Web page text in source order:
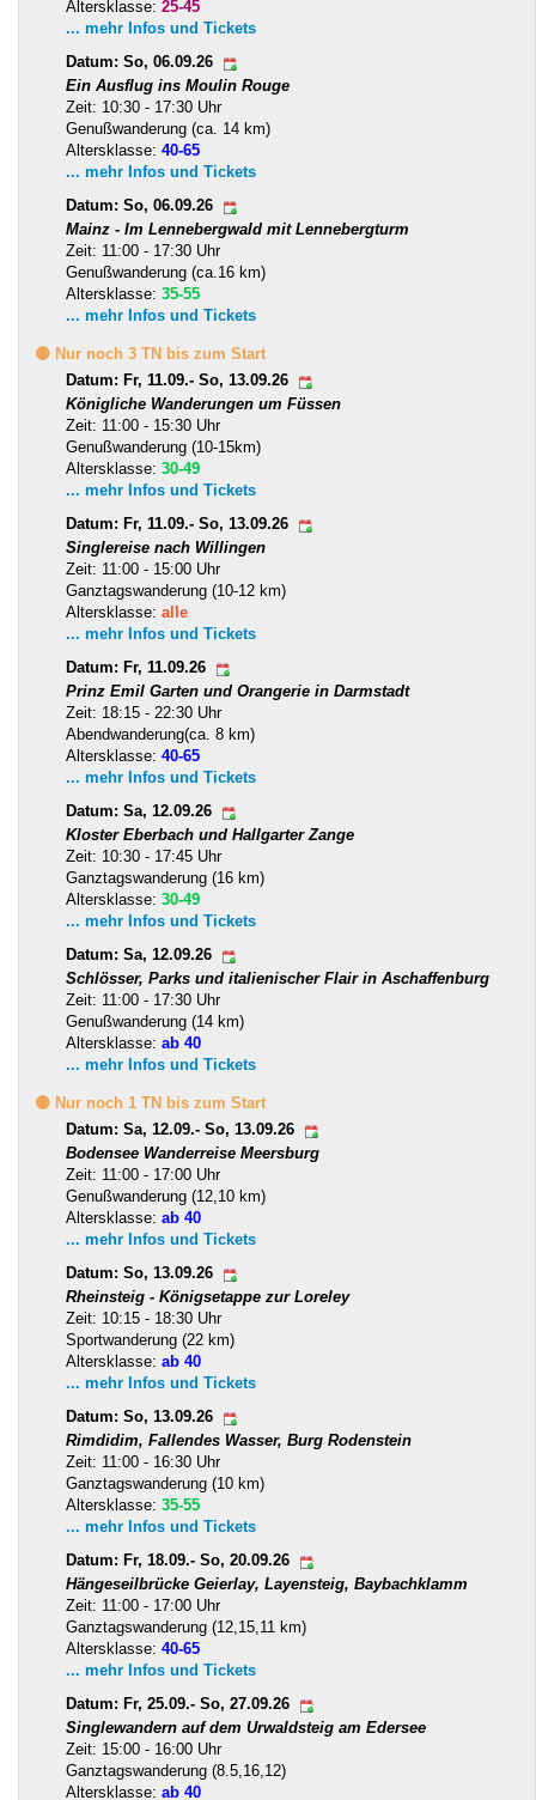
Altersklasse: 25-45
... mehr Infos und Tickets
Datum: So, 06.09.26
Ein Ausflug ins Moulin Rouge
Zeit: 10:30 - 17:30 Uhr
Genußwanderung (ca. 14 km)
Altersklasse: 40-65
... mehr Infos und Tickets
Datum: So, 06.09.26
Mainz - Im Lennebergwald mit Lennebergturm
Zeit: 11:00 - 17:30 Uhr
Genußwanderung (ca.16 km)
Altersklasse: 35-55
... mehr Infos und Tickets
🟡 Nur noch 3 TN bis zum Start
Datum: Fr, 11.09.- So, 13.09.26
Königliche Wanderungen um Füssen
Zeit: 11:00 - 15:30 Uhr
Genußwanderung (10-15km)
Altersklasse: 30-49
... mehr Infos und Tickets
Datum: Fr, 11.09.- So, 13.09.26
Singlereise nach Willingen
Zeit: 11:00 - 15:00 Uhr
Ganztagswanderung (10-12 km)
Altersklasse: alle
... mehr Infos und Tickets
Datum: Fr, 11.09.26
Prinz Emil Garten und Orangerie in Darmstadt
Zeit: 18:15 - 22:30 Uhr
Abendwanderung(ca. 8 km)
Altersklasse: 40-65
... mehr Infos und Tickets
Datum: Sa, 12.09.26
Kloster Eberbach und Hallgarter Zange
Zeit: 10:30 - 17:45 Uhr
Ganztagswanderung (16 km)
Altersklasse: 30-49
... mehr Infos und Tickets
Datum: Sa, 12.09.26
Schlösser, Parks und italienischer Flair in Aschaffenburg
Zeit: 11:00 - 17:30 Uhr
Genußwanderung (14 km)
Altersklasse: ab 40
... mehr Infos und Tickets
🟡 Nur noch 1 TN bis zum Start
Datum: Sa, 12.09.- So, 13.09.26
Bodensee Wanderreise Meersburg
Zeit: 11:00 - 17:00 Uhr
Genußwanderung (12,10 km)
Altersklasse: ab 40
... mehr Infos und Tickets
Datum: So, 13.09.26
Rheinsteig - Königsetappe zur Loreley
Zeit: 10:15 - 18:30 Uhr
Sportwanderung (22 km)
Altersklasse: ab 40
... mehr Infos und Tickets
Datum: So, 13.09.26
Rimdidim, Fallendes Wasser, Burg Rodenstein
Zeit: 11:00 - 16:30 Uhr
Ganztagswanderung (10 km)
Altersklasse: 35-55
... mehr Infos und Tickets
Datum: Fr, 18.09.- So, 20.09.26
Hängeseilbrücke Geierlay, Layensteig, Baybachklamm
Zeit: 11:00 - 17:00 Uhr
Ganztagswanderung (12,15,11 km)
Altersklasse: 40-65
... mehr Infos und Tickets
Datum: Fr, 25.09.- So, 27.09.26
Singlewandern auf dem Urwaldsteig am Edersee
Zeit: 15:00 - 16:00 Uhr
Ganztagswanderung (8.5,16,12)
Altersklasse: ab 40